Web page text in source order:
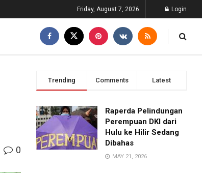
Friday, August 7, 2026 Login
0
Trending Comments Latest
Raperda Pelindungan
Perempuan DKI dari
Hulu ke Hilir Sedang
Dibahas
MAY 21, 2026